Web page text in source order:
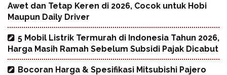
Awet dan Tetap Keren di 2026, Cocok untuk Hobi
Maupun Daily Driver
5 Mobil Listrik Termurah di Indonesia Tahun 2026,
Harga Masih Ramah Sebelum Subsidi Pajak Dicabut
Bocoran Harga & Spesifikasi Mitsubishi Pajero